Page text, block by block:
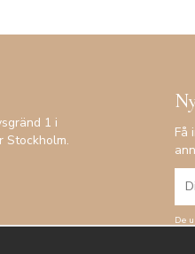
1 i
Stockholm.
Få
De